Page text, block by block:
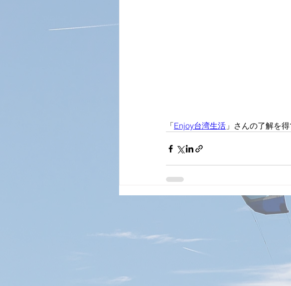
「Enjoy台湾生活 」さんの了解を